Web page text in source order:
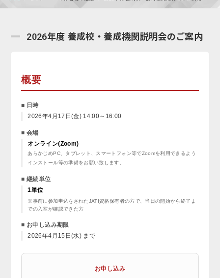
2026年度 養成校・養成機関説明会のご案内
概要
■ 日時
2026年4月17日(金) 14:00～16:00
■ 会場
オンライン(Zoom)
あらかじめPC、タブレット、スマートフォン等でZoomを利用できるよう
インストール等の準備をお願い致します。
■ 継続単位
1単位
※事前に参加申込をされたJATI資格保有者の方で、当日の開始から終了ま
での入室が確認できた方
■ お申し込み期限
2026年4月15日(水) まで
お申し込み